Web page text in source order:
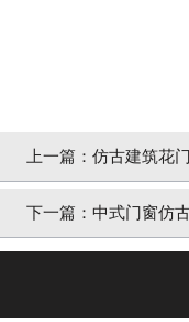
上一篇： 仿古建筑花
光」
下一篇： 中式门窗仿